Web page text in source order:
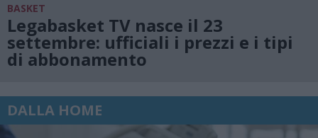
BASKET
Legabasket TV nasce il 23
settembre: ufficiali i prezzi e i tipi
di abbonamento
DALLA HOME